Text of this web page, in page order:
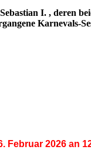
I. , deren
Karnevals-
Februar 2026 an